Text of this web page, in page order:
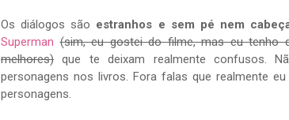
Os diálogos são estranhos e sem pé nem
Superman (sim, eu gostei do filme, mas eu tenho
melhores) que te deixam realmente confusos.
personagens nos livros. Fora falas que realmente
personagens.